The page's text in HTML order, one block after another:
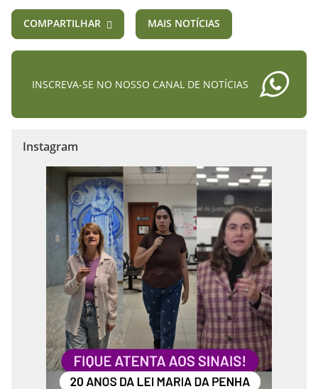
COMPARTILHAR MAIS NOTÍCIAS
INSCREVA-SE NO NOSSO CANAL DE NOTÍCIAS
Instagram